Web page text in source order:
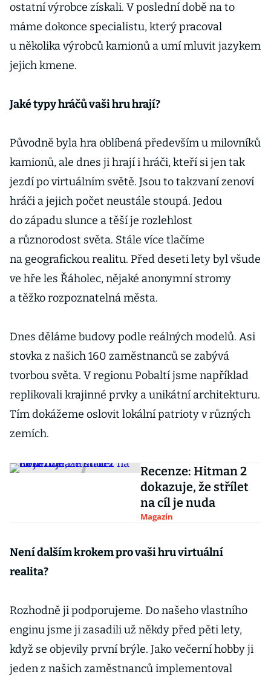
ostatní výrobce získali. V poslední době na to
máme dokonce specialistu, který pracoval
u několika výrobců kamionů a umí mluvit jazykem
jejich kmene.
Jaké typy hráčů vaši hru hrají?
Původně byla hra oblíbená především u milovníků
kamionů, ale dnes ji hrají i hráči, kteří si jen tak
jezdí po virtuálním světě. Jsou to takzvaní zenoví
hráči a jejich počet neustále stoupá. Jedou
do západu slunce a těší je rozlehlost
a různorodost světa. Stále více tlačíme
na geografickou realitu. Před deseti lety byl všude
ve hře les Řáholec, nějaké anonymní stromy
a těžko rozpoznatelná města.
Dnes děláme budovy podle reálných modelů. Asi
stovka z našich 160 zaměstnanců se zabývá
tvorbou světa. V regionu Pobaltí jsme například
replikovali krajinné prvky a unikátní architekturu.
Tím dokážeme oslovit lokální patrioty v různých
zemích.
Recenze: Hitman 2
dokazuje, že střílet
na cíl je nuda
Magazín
Není dalším krokem pro vaši hru virtuální
realita?
Rozhodně ji podporujeme. Do našeho vlastního
enginu jsme ji zasadili už někdy před pěti lety,
když se objevily první brýle. Jako večerní hobby ji
jeden z našich zaměstnanců implementoval